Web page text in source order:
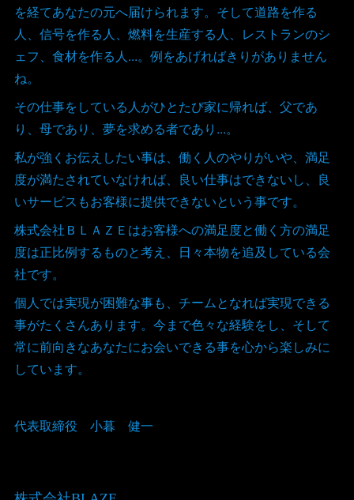
を経てあなたの元へ届けられます。そして道路を作る
人、信号を作る人、燃料を生産する人、レストランのシ
ェフ、食材を作る人...。例をあげればきりがありません
ね。
その仕事をしている人がひとたび家に帰れば、父であ
り、母であり、夢を求める者であり...。
私が強くお伝えしたい事は、働く人のやりがいや、満足
度が満たされていなければ、良い仕事はできないし、良
いサービスもお客様に提供できないという事です。
株式会社ＢＬＡＺＥはお客様への満足度と働く方の満足
度は正比例するものと考え、日々本物を追及している会
社です。
個人では実現が困難な事も、チームとなれば実現できる
事がたくさんあります。今まで色々な経験をし、そして
常に前向きなあなたにお会いできる事を心から楽しみに
しています。
代表取締役 小暮 健一